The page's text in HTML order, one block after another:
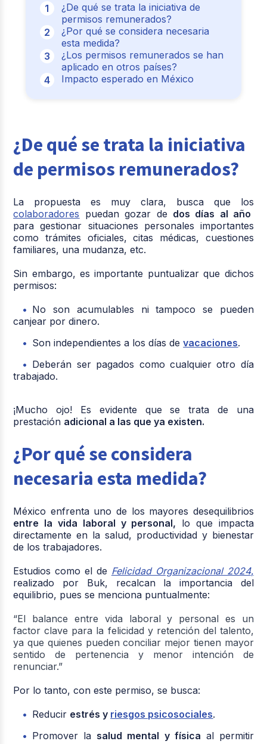
¿De qué se trata la iniciativa de
permisos remunerados?
¿Por qué se considera necesaria
esta medida?
¿Los permisos remunerados se han
aplicado en otros países?
Impacto esperado en México
¿De qué se trata la iniciativa
de permisos remunerados?
La propuesta es muy clara, busca que los
colaboradores puedan gozar de dos días al año
para gestionar situaciones personales importantes
como trámites oficiales, citas médicas, cuestiones
familiares, una mudanza, etc.
Sin embargo, es importante puntualizar que dichos
permisos:
No son acumulables ni tampoco se pueden
canjear por dinero.
Son independientes a los días devacaciones.
Deberán ser pagados como cualquier otro día
trabajado.
¡Mucho ojo! Es evidente que se trata de una
prestación adicional a las que ya existen.
¿Por qué se considera
necesaria esta medida?
México enfrenta uno de los mayores desequilibrios
entre la vida laboral y personal, lo que impacta
directamente en la salud, productividad y bienestar
de los trabajadores.
Estudios como el de Felicidad Organizacional 2024,
realizado por Buk, recalcan la importancia del
equilibrio, pues se menciona puntualmente:
“El balance entre vida laboral y personal es un
factor clave para la felicidad y retención del talento,
ya que quienes pueden conciliar mejor tienen mayor
sentido de pertenencia y menor intención de
renunciar.”
Por lo tanto, con este permiso, se busca:
Reducir estrés y riesgos psicosociales.
Promover la salud mental y física al permitir